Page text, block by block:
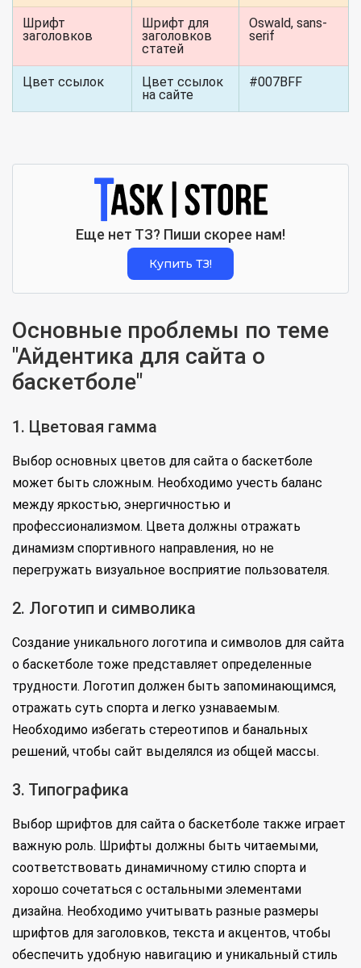
Шрифт
заголовков
Шрифт для
заголовков
статей
Oswald, sans-
serif
Цвет ссылок
Цвет ссылок
на сайте
#007BFF
Еще нет ТЗ? Пиши скорее нам!
Купить ТЗ!
Основные проблемы по теме
"Айдентика для сайта о
баскетболе"
1. Цветовая гамма
Выбор основных цветов для сайта о баскетболе
может быть сложным. Необходимо учесть баланс
между яркостью, энергичностью и
профессионализмом. Цвета должны отражать
динамизм спортивного направления, но не
перегружать визуальное восприятие пользователя.
2. Логотип и символика
Создание уникального логотипа и символов для сайта
о баскетболе тоже представляет определенные
трудности. Логотип должен быть запоминающимся,
отражать суть спорта и легко узнаваемым.
Необходимо избегать стереотипов и банальных
решений, чтобы сайт выделялся из общей массы.
3. Типографика
Выбор шрифтов для сайта о баскетболе также играет
важную роль. Шрифты должны быть читаемыми,
соответствовать динамичному стилю спорта и
хорошо сочетаться с остальными элементами
дизайна. Необходимо учитывать разные размеры
шрифтов для заголовков, текста и акцентов, чтобы
обеспечить удобную навигацию и уникальный стиль